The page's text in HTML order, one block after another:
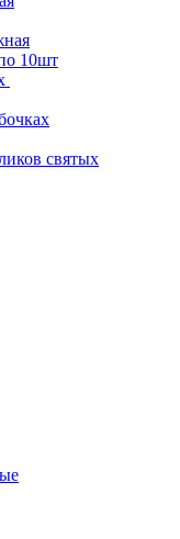
10шт
святых